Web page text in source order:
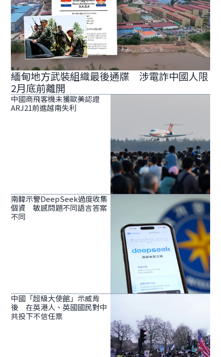
緬甸地方武裝組織最後通牒 涉電詐中國人限
2月底前離開
中國商飛客機未獲歐美認證
ARJ21前進越南失利
南韓示警DeepSeek過度收集
個資 敏感問題不同語言答案
不同
中國「超級大使館」示威背
後 在英港人、英國國民對中
共投下不信任票